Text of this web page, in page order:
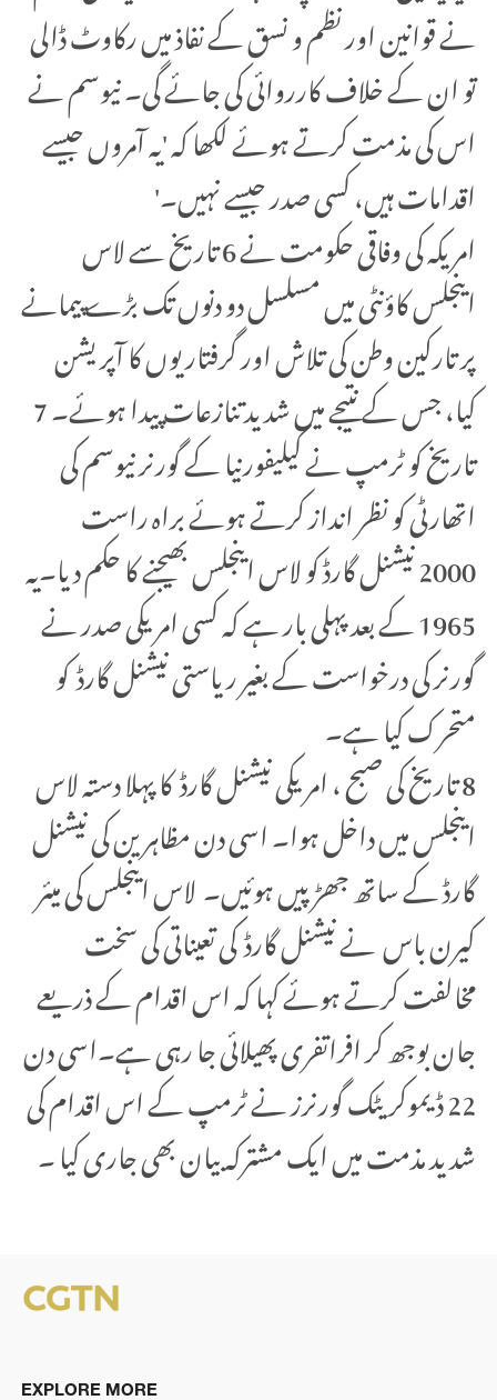
نے قوانین اور نظم و نسق کے نفاذ میں رکاوٹ ڈالی
تو ان کے خلاف کارروائی کی جائے گی۔ نیوسم نے
اس کی مذمت کرتے ہوئے لکھا کہ 'یہ آمروں جیسے
اقدامات ہیں، کسی صدر جیسے نہیں۔'
امریکہ کی وفاقی حکومت نے 6 تاریخ سے لاس
اینجلس کاؤنٹی میں مسلسل دو دنوں تک بڑے پیمانے
پر تارکین وطن کی تلاش اور گرفتاریوں کا آپریشن
کیا، جس کے نتیجے میں شدید تنازعات پیدا ہوئے۔ 7
تاریخ کو ٹرمپ نے کیلیفورنیا کے گورنر نیوسم کی
اتھارٹی کو نظر انداز کرتے ہوئے براہ راست
2000 نیشنل گارڈ کو لاس اینجلس بھیجنے کا حکم دیا۔یہ
1965 کے بعد پہلی بار ہے کہ کسی امریکی صدر نے
گورنر کی درخواست کے بغیر ریاستی نیشنل گارڈ کو
متحرک کیا ہے۔
8 تاریخ کی صبح ، امریکی نیشنل گارڈ کا پہلا دستہ لاس
اینجلس میں داخل ہوا۔ اسی دن مظاہرین کی نیشنل
گارڈ کے ساتھ جھڑپیں ہوئیں۔ لاس اینجلس کی میئر
کیرن باس نے نیشنل گارڈ کی تعیناتی کی سخت
مخالفت کرتے ہوئے کہا کہ اس اقدام کے ذریعے
جان بوجھ کر افراتفری پھیلائی جا رہی ہے۔اسی دن
22 ڈیموکریٹک گورنرز نے ٹرمپ کے اس اقدام کی
شدید مذمت میں ایک مشترکہ بیان بھی جاری کیا ۔
EXPLORE MORE